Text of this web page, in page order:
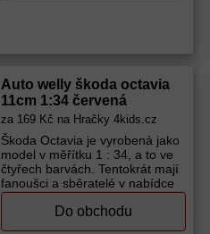
Výrobce (značka):Dromader
Auto welly škoda octavia
11cm 1:34 červená
za 169 Kč na Hračky 4kids.cz
Škoda Octavia je vyrobená jako
model v měřítku 1 : 34, a to ve
čtyřech barvách. Tentokrát mají
fanoušci a sběratelé v nabídce
červenou variantu. Skladba a
funkčnost: věrná identická kola
a nárazníky přední dveře
Do obchodu